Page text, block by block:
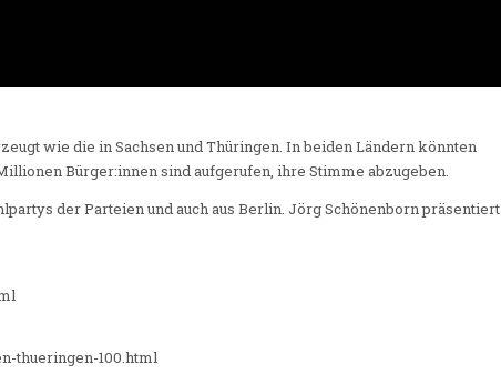
wie die in Sachsen und Thüringen. In beiden Ländern könnten
Bürger:innen sind aufgerufen, ihre Stimme abzugeben.
der Parteien und auch aus Berlin. Jörg Schönenborn präsentiert
thueringen-100.html